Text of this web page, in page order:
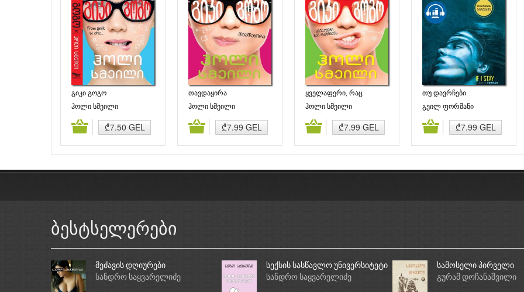
გიკი გოგო
ჰოლი სმეილი
₾7.50 GEL
თავდაყირა
ჰოლი სმეილი
₾7.99 GEL
ყველაფერი, რაც
ბრწყინავს
ჰოლი სმეილი
₾7.99 GEL
თუ დავრჩები
გეილ ფორმანი
₾7.99 GEL
კალათაში დამატება კალათაში დამატება კალათაში დამატება კალათაში დამატება
ბესტსელერები
მეძავის დღიურები
სანდრო საყვარელიძე
სექსის სასწავლო უნივერსიტეტი
სანდრო საყვარელიძე
სამოსელი პირველი
გურამ დოჩანაშვილი